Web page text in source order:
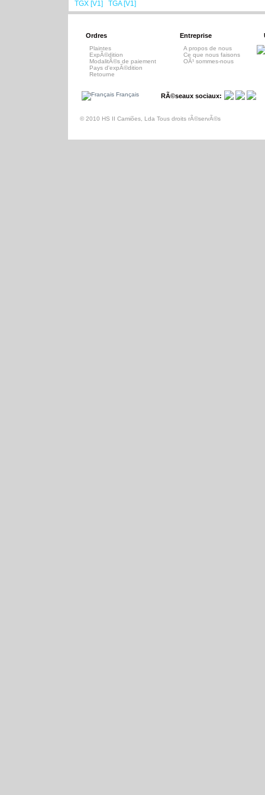
TGX [V1] TGA [V1]
Ordres
Plaintes
ExpÃ©dition
ModalitÃ©s de paiement
Pays d'expÃ©dition
Retourne
Entreprise
A propos de nous
Ce que nous faisons
OÃ¹ sommes-nous
Français RÃ©seaux sociaux:
© 2010 HS II Camiões, Lda Tous droits rÃ©servÃ©s